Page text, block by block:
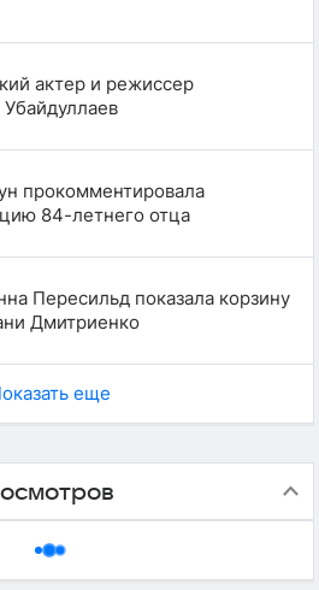
актер и режиссер
прокомментировала
84-летнего отца
Пересильд показала корзину
Дмитриенко
еще